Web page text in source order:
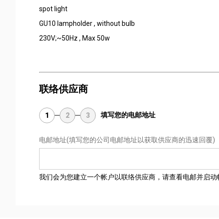
spot light
GU10 lampholder , without bulb
230V;~50Hz , Max 50w
联络供应商
1 2 3 填写您的电邮地址
电邮地址(填写您的公司电邮地址以获取供应商的迅速回覆)
我们会为您建立一个帐户以联络供应商，请查看电邮并启动